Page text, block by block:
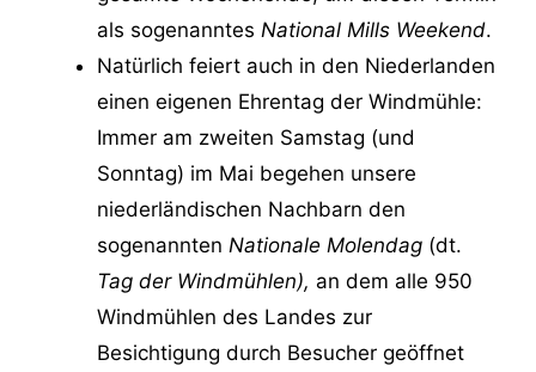
als sogenanntes National Mills Weekend.
Natürlich feiert auch in den Niederlanden
einen eigenen Ehrentag der Windmühle:
Immer am zweiten Samstag (und
Sonntag) im Mai begehen unsere
niederländischen Nachbarn den
sogenannten Nationale Molendag (dt.
Tag der Windmühlen), an dem alle 950
Windmühlen des Landes zur
Besichtigung durch Besucher geöffnet